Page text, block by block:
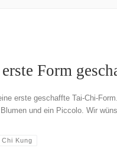
Form
erste geschaffte Tai-Chi-
und ein Piccolo. Wir
Chi Kung